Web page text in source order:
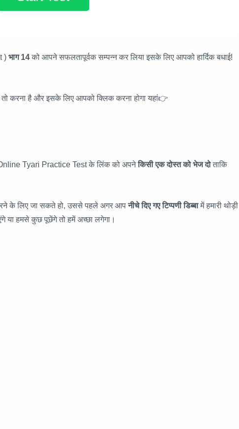
) भाग 14 को आपने सफलतापूर्वक सम्पन्न कर लिया इसके लिए आपको हार्दिक बधाई!
तो करना है और इसके लिए आपको क्लिक करना होगा यहां👉
Tyari Practice Test के लिंक को अपनेकिसी एक दोस्त को भेज दोताकि
के लिए जा सकते हो, उससे पहले अगर आपनीचे दिए गए टिप्पणी डिब्बामें हमारी थोड़ी
या हमसे कुछ पूछेंगे तो हमें अच्छा लगेगा।